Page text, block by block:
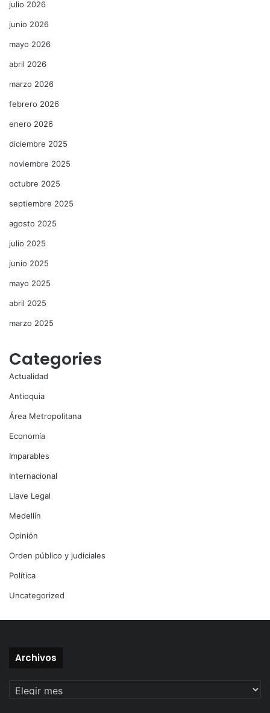
julio 2026
junio 2026
mayo 2026
abril 2026
marzo 2026
febrero 2026
enero 2026
diciembre 2025
noviembre 2025
octubre 2025
septiembre 2025
agosto 2025
julio 2025
junio 2025
mayo 2025
abril 2025
marzo 2025
Categories
Actualidad
Antioquia
Área Metropolitana
Economía
Imparables
Internacional
Llave Legal
Medellín
Opinión
Orden público y judiciales
Política
Uncategorized
Archivos